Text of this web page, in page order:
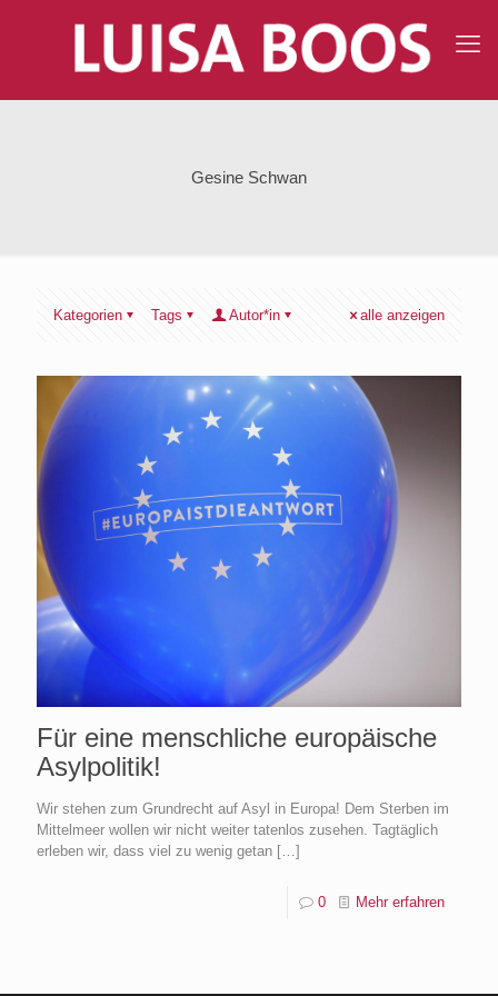
Gesine Schwan
Kategorien Tags Autor*in alle anzeigen
Für eine menschliche europäische
Asylpolitik!
Wir stehen zum Grundrecht auf Asyl in Europa! Dem Sterben im
Mittelmeer wollen wir nicht weiter tatenlos zusehen. Tagtäglich
erleben wir, dass viel zu wenig getan […]
0 Mehr erfahren